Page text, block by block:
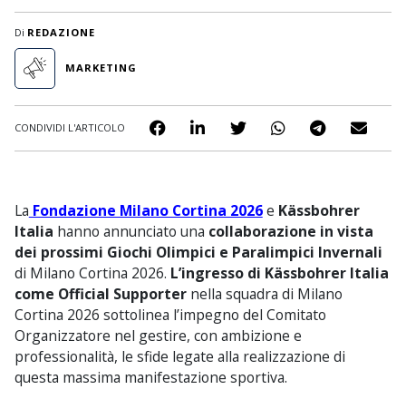
Di REDAZIONE
MARKETING
CONDIVIDI L'ARTICOLO
La Fondazione Milano Cortina 2026e Kässbohrer
Italia hanno annunciato una collaborazione in vista
dei prossimi Giochi Olimpici e Paralimpici Invernali
di Milano Cortina 2026. L’ingresso di Kässbohrer Italia
come Official Supporternella squadra di Milano
Cortina 2026 sottolinea l’impegno del Comitato
Organizzatore nel gestire, con ambizione e
professionalità, le sfide legate alla realizzazione di
questa massima manifestazione sportiva.